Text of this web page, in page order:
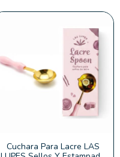
Cuchara Para Lacre LAS